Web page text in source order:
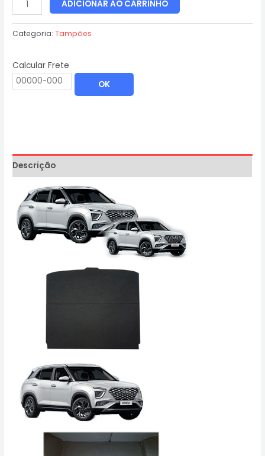
ADICIONAR AO CARRINHO
Categoria:Tampões
Calcular Frete
OK
Descrição